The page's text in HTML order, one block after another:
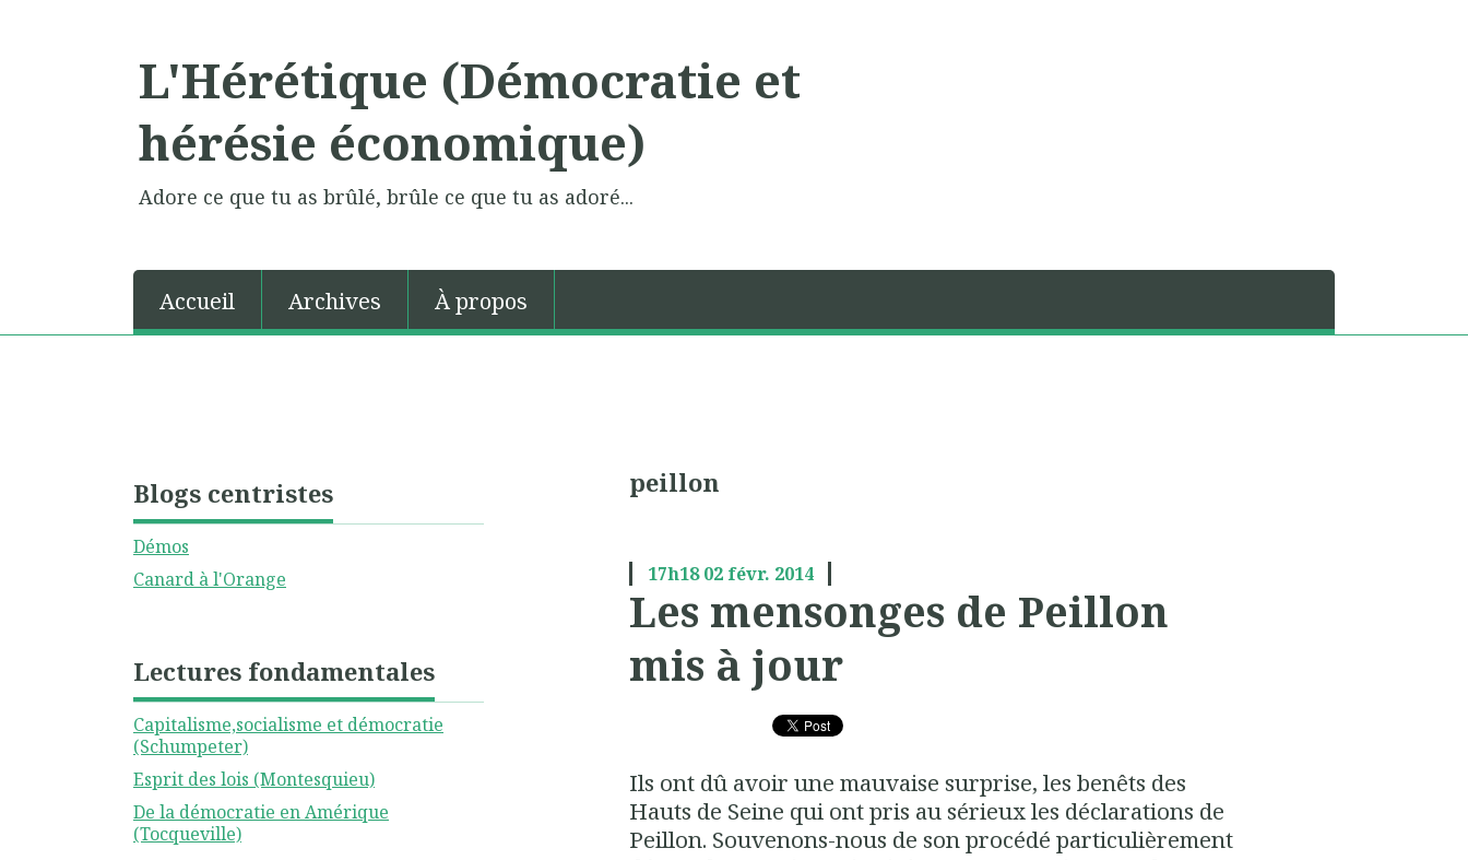
L'Hérétique (Démocratie et
hérésie économique)
Adore ce que tu as brûlé, brûle ce que tu as adoré...
Accueil Archives À propos
Blogs centristes
Démos
Canard à l'Orange
Lectures fondamentales
Capitalisme,socialisme et démocratie
(Schumpeter)
Esprit des lois (Montesquieu)
De la démocratie en Amérique
(Tocqueville)
peillon
17h18 02 févr. 2014
Les mensonges de Peillon
mis à jour
Ils ont dû avoir une mauvaise surprise, les benêts des
Hauts de Seine qui ont pris au sérieux les déclarations de
Peillon. Souvenons-nous de son procédé particulièrement